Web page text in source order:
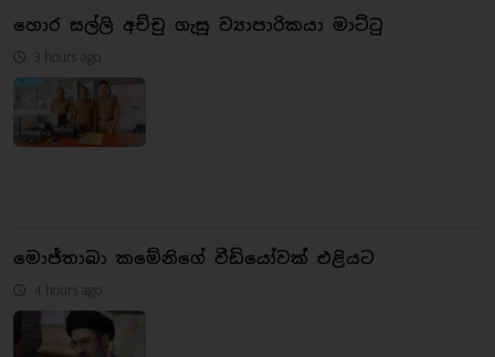
හොර සල්ලි අච්චු ගැසූ ව්‍යාපාරිකයා මාට්ටු
3 hours ago
මොජ්තාබා කමේනිගේ වීඩියෝවක් එළියට
4 hours ago